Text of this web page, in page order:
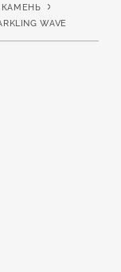
WAVE